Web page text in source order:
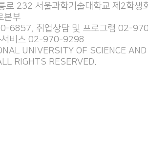
로 232 서울과학기술대학교 제2학생
본부
6857, 취업상담 및 프로그램 02-
서비스 02-970-9298
UNIVERSITY OF SCIENCE AND
RIGHTS RESERVED.